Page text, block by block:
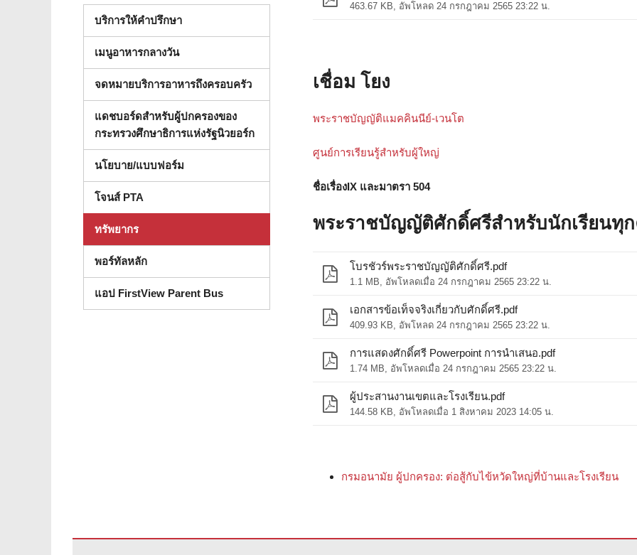
463.67 KB, อัพโหลด 24 กรกฎาคม 2565 23:22 น.
เชื่อม โยง
พระราชบัญญัติแมคคินนีย์-เวนโต
ศูนย์การเรียนรู้สําหรับผู้ใหญ่
ชื่อเรื่องIX และมาตรา 504
พระราชบัญญัติศักดิ์ศรีสําหรับนักเรียนทุ
โบรชัวร์พระราชบัญญัติศักดิ์ศรี.pdf
1.1 MB, อัพโหลดเมื่อ 24 กรกฎาคม 2565 23:22 น.
เอกสารข้อเท็จจริงเกี่ยวกับศักดิ์ศรี.pdf
409.93 KB, อัพโหลด 24 กรกฎาคม 2565 23:22 น.
การแสดงศักดิ์ศรี Powerpoint การนําเสนอ.pdf
1.74 MB, อัพโหลดเมื่อ 24 กรกฎาคม 2565 23:22 น.
ผู้ประสานงานเขตและโรงเรียน.pdf
144.58 KB, อัพโหลดเมื่อ 1 สิงหาคม 2023 14:05 น.
กรมอนามัย ผู้ปกครอง: ต่อสู้กับไข้หวัดใหญ่ที่บ้านและโรงเรียน
บริการให้คำปรึกษา(เปิดในหน้าต่างใหม่)
เมนูอาหารกลางวัน
จดหมายบริการอาหารถึงครอบครัว
แดชบอร์ดสําหรับผู้ปกครองของ
กระทรวงศึกษาธิการแห่งรัฐนิวยอร์ก(เปิดในหน้าต่างใหม่)
นโยบาย/แบบฟอร์ม
โจนส์ PTA
ทรัพยากร
พอร์ทัลหลัก
แอป FirstView Parent Bus